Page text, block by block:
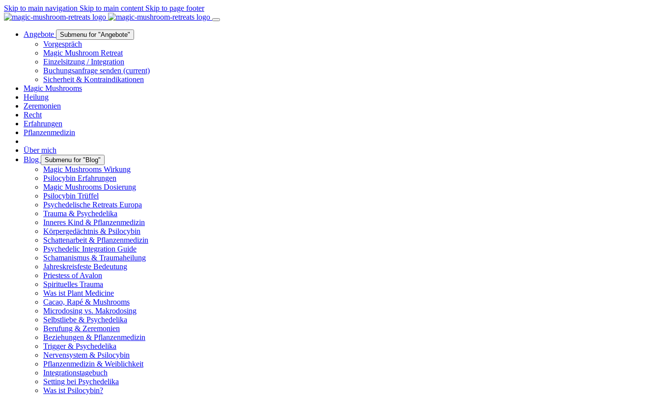
Skip to main navigation Skip to main content Skip to page footer
Angebote Submenu for "Angebote"
Vorgespräch
Magic Mushroom Retreat
Einzelsitzung / Integration
Buchungsanfrage senden (current)
Sicherheit & Kontraindikationen
Magic Mushrooms
Heilung
Zeremonien
Recht
Erfahrungen
Pflanzenmedizin
Über mich
Blog
Submenu for "Blog"
Magic Mushrooms Wirkung
Psilocybin Erfahrungen
Magic Mushrooms Dosierung
Psilocybin Trüffel
Psychedelische Retreats Europa
Trauma & Psychedelika
Inneres Kind & Pflanzenmedizin
Körpergedächtnis & Psilocybin
Schattenarbeit & Pflanzenmedizin
Psychedelic Integration Guide
Schamanismus & Traumaheilung
Jahreskreisfeste Bedeutung
Priestess of Avalon
Spirituelles Trauma
Was ist Plant Medicine
Cacao, Rapé & Mushrooms
Microdosing vs. Makrodosing
Selbstliebe & Psychedelika
Berufung & Zeremonien
Beziehungen & Pflanzenmedizin
Trigger & Psychedelika
Nervensystem & Psilocybin
Pflanzenmedizin & Weiblichkeit
Integrationstagebuch
Setting bei Psychedelika
Was ist Psilocybin?